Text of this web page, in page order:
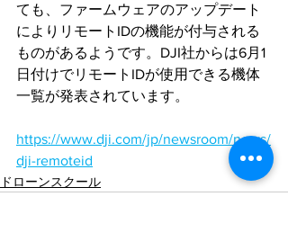
ても、ファームウェアのアップデート
によりリモートIDの機能が付与される
ものがあるようです。DJI社からは6月1
日付けでリモートIDが使用できる機体
一覧が発表されています。
https://www.dji.com/jp/newsroom/news/
dji-remoteid
ドローンスクール